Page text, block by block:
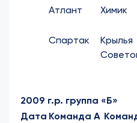
Атлант
Химик
Спартак
Крылья
2009 г.р. группа «Б»
Дата Команда А